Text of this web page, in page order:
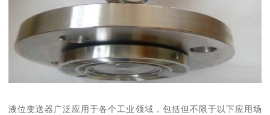
液位变送器广泛应用于各个工业领域，包括但不限于以下应用场